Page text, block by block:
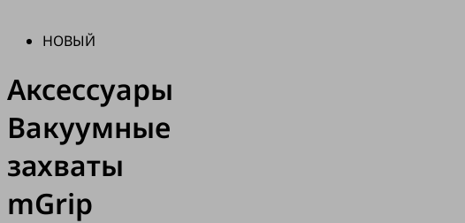
НОВЫЙ
Аксессуары
Вакуумные
захваты
mGrip